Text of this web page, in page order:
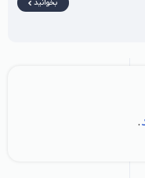
بخوانید
.